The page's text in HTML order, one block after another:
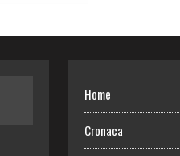
Home
Cronaca